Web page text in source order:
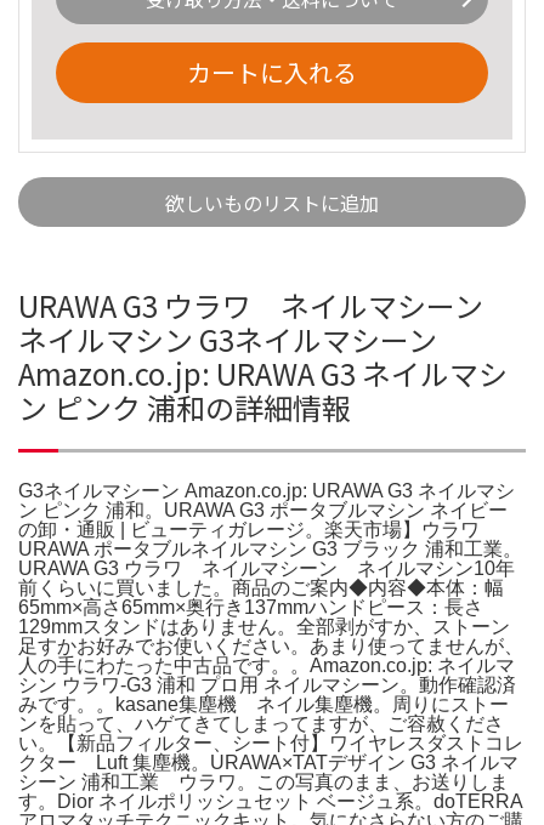
カートに入れる
欲しいものリストに追加
URAWA G3 ウラワ ネイルマシーン
ネイルマシン G3ネイルマシーン
Amazon.co.jp: URAWA G3 ネイルマシ
ン ピンク 浦和の詳細情報
G3ネイルマシーン Amazon.co.jp: URAWA G3 ネイルマシ
ン ピンク 浦和。URAWA G3 ポータブルマシン ネイビー
の卸・通販 | ビューティガレージ。楽天市場】ウラワ
URAWA ポータブルネイルマシン G3 ブラック 浦和工業。
URAWA G3 ウラワ ネイルマシーン ネイルマシン10年
前くらいに買いました。商品のご案内◆内容◆本体：幅
65mm×高さ65mm×奥行き137mmハンドピース：長さ
129mmスタンドはありません。全部剥がすか、ストーン
足すかお好みでお使いください。あまり使ってませんが、
人の手にわたった中古品です。。Amazon.co.jp: ネイルマ
シン ウラワ-G3 浦和 プロ用 ネイルマシーン。動作確認済
みです。。kasane集塵機 ネイル集塵機。周りにストー
ンを貼って、ハゲてきてしまってますが、ご容赦くださ
い。【新品フィルター、シート付】ワイヤレスダストコレ
クター Luft 集塵機。URAWA×TATデザイン G3 ネイルマ
シーン 浦和工業 ウラワ。この写真のまま、お送りしま
す。Dior ネイルポリッシュセット ベージュ系。doTERRA
アロマタッチテクニックキット。気になさらない方のご購